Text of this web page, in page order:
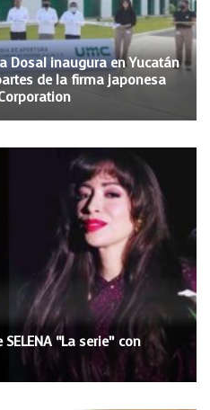
Dosal inaugura en Yucatán
de la firma japonesa
“La serie” con